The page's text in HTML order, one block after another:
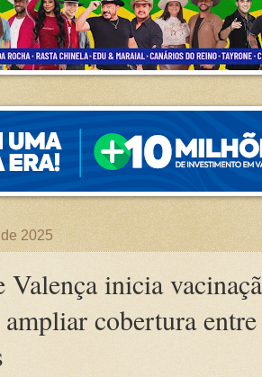
2025
Valença inicia
ampliar cobertura